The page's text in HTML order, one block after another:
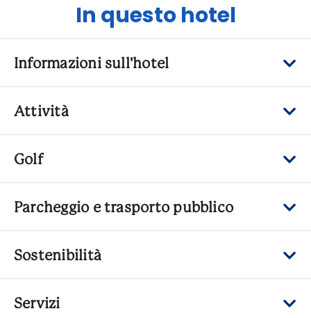
In questo hotel
Informazioni sull'hotel
Attività
Golf
Parcheggio e trasporto pubblico
Sostenibilità
Servizi